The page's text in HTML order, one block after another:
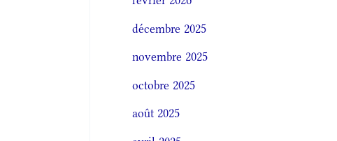
décembre 2025
novembre 2025
octobre 2025
août 2025